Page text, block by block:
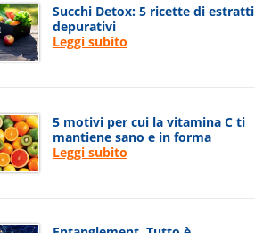
Succhi Detox: 5 ricette di estratti
depurativi
Leggi subito
5 motivi per cui la vitamina C ti
mantiene sano e in forma
Leggi subito